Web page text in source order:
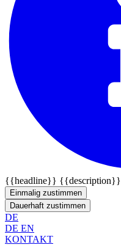
{{headline}} {{description}}
Einmalig zustimmen
Dauerhaft zustimmen
DE
DE EN
KONTAKT